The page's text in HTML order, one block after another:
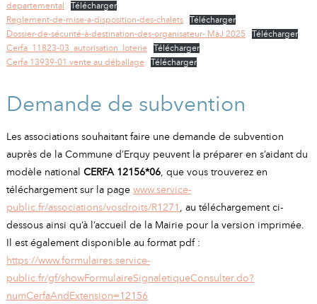
departemental
Télécharger
Reglement-de-mise-a-disposition-des-chalets
Télécharger
Dossier-de-sécurité-à-destination-des-organisateur- MàJ 2025
Télécharger
Cerfa_11823-03_autorisation_loterie
Télécharger
Cerfa 13939-01 vente au déballage
Télécharger
Demande de subvention
Les associations souhaitant faire une demande de subvention
auprès de la Commune d’Erquy peuvent la préparer en s’aidant du
modèle national CERFA 12156*06, que vous trouverez en
téléchargement sur la page www.service-
public.fr/associations/vosdroits/R1271 , au téléchargement ci-
dessous ainsi qu’à l’accueil de la Mairie pour la version imprimée.
Il est également disponible au format pdf :
https://www.formulaires.service-
public.fr/gf/showFormulaireSignaletiqueConsulter.do?
numCerfaAndExtension=12156